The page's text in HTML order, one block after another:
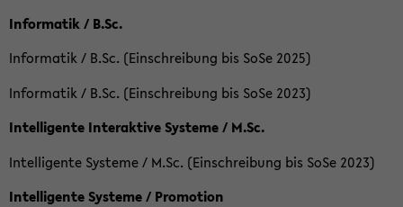
Informatik / B.Sc.
Informatik / B.Sc. (Einschreibung bis SoSe 2025)
Informatik / B.Sc. (Einschreibung bis SoSe 2023)
Intelligente Interaktive Systeme / M.Sc.
Intelligente Systeme / M.Sc. (Einschreibung bis SoSe 2023)
Intelligente Systeme / Promotion